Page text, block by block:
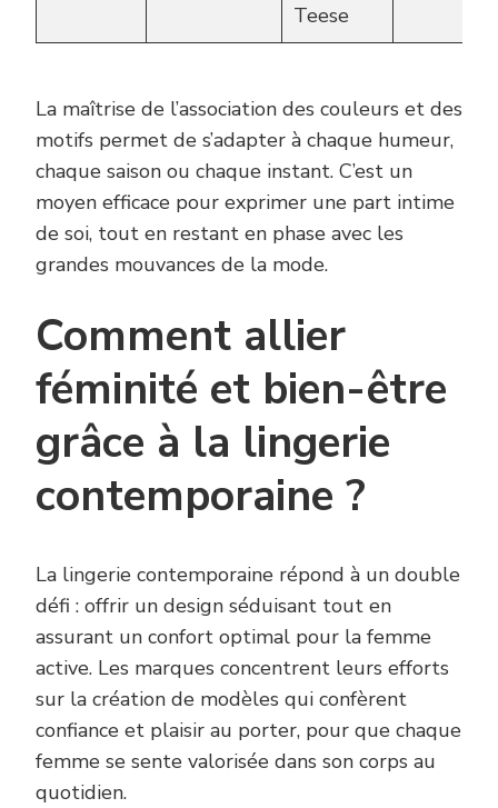
Teese
La maîtrise de l’association des couleurs et des
motifs permet de s’adapter à chaque humeur,
chaque saison ou chaque instant. C’est un
moyen efficace pour exprimer une part intime
de soi, tout en restant en phase avec les
grandes mouvances de la mode.
Comment allier
féminité et bien-être
grâce à la lingerie
contemporaine ?
La lingerie contemporaine répond à un double
défi : offrir un design séduisant tout en
assurant un confort optimal pour la femme
active. Les marques concentrent leurs efforts
sur la création de modèles qui confèrent
confiance et plaisir au porter, pour que chaque
femme se sente valorisée dans son corps au
quotidien.